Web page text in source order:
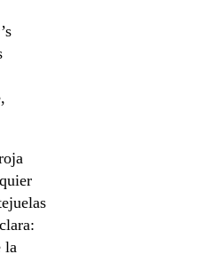
la